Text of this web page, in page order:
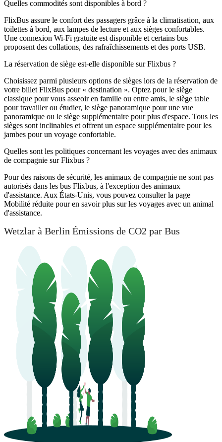
Quelles commodités sont disponibles à bord ?
FlixBus assure le confort des passagers grâce à la climatisation, aux
toilettes à bord, aux lampes de lecture et aux sièges confortables.
Une connexion Wi-Fi gratuite est disponible et certains bus
proposent des collations, des rafraîchissements et des ports USB.
La réservation de siège est-elle disponible sur Flixbus ?
Choisissez parmi plusieurs options de sièges lors de la réservation de
votre billet FlixBus pour « destination ». Optez pour le siège
classique pour vous asseoir en famille ou entre amis, le siège table
pour travailler ou étudier, le siège panoramique pour une vue
panoramique ou le siège supplémentaire pour plus d'espace. Tous les
sièges sont inclinables et offrent un espace supplémentaire pour les
jambes pour un voyage confortable.
Quelles sont les politiques concernant les voyages avec des animaux
de compagnie sur Flixbus ?
Pour des raisons de sécurité, les animaux de compagnie ne sont pas
autorisés dans les bus Flixbus, à l'exception des animaux
d'assistance. Aux États-Unis, vous pouvez consulter la page
Mobilité réduite pour en savoir plus sur les voyages avec un animal
d'assistance.
Wetzlar à Berlin Émissions de CO2 par Bus